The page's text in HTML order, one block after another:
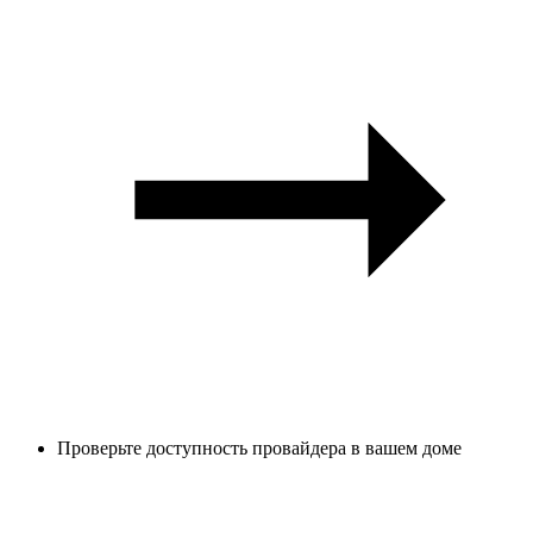
Проверьте доступность провайдера в вашем доме